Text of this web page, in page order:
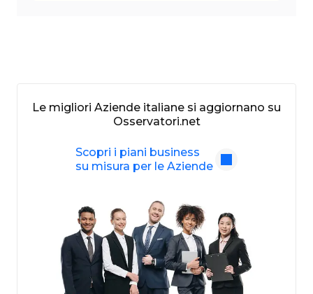
Le migliori Aziende italiane si aggiornano su
Osservatori.net
Scopri i piani business
su misura per le Aziende